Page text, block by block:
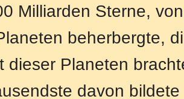
Milliarden Sterne,
beherbergte,
dieser Planeten
davon